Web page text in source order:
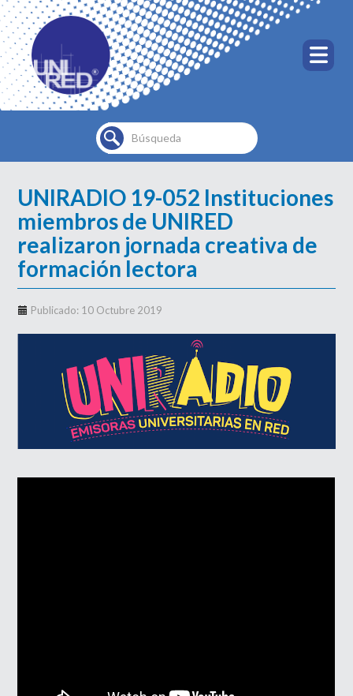
Buscar...
UNIRADIO 19-052 Instituciones
miembros de UNIRED
realizaron jornada creativa de
formación lectora
Publicado: 10 Octubre 2019